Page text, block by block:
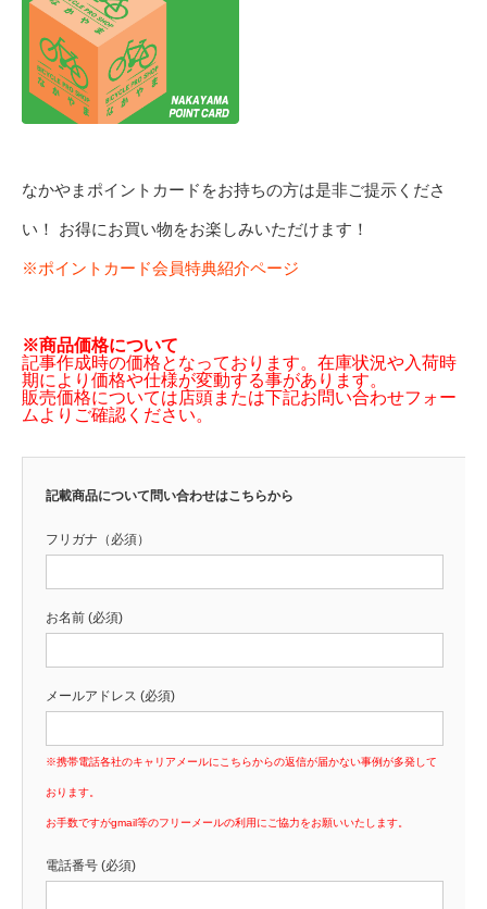
なかやまポイントカードをお持ちの方は是非ご提示くださ
い！ お得にお買い物をお楽しみいただけます！
※ポイントカード会員特典紹介ページ
※商品価格について
記事作成時の価格となっております。在庫状況や入荷時
期により価格や仕様が変動する事があります。
販売価格については店頭または下記お問い合わせフォー
ムよりご確認ください。
記載商品について問い合わせはこちらから
フリガナ（必須）
お名前 (必須)
メールアドレス (必須)
※携帯電話各社のキャリアメールにこちらからの返信が届かない事例が多発して
おります。
お手数ですがgmail等のフリーメールの利用にご協力をお願いいたします。
電話番号 (必須)